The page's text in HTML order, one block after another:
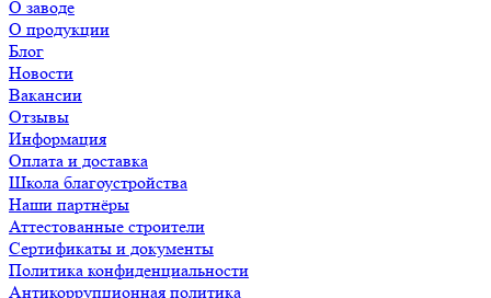
О заводе
О продукции
Блог
Новости
Вакансии
Отзывы
Информация
Оплата и доставка
Школа благоустройства
Наши партнёры
Аттестованные строители
Сертификаты и документы
Политика конфиденциальности
Антикоррупционная политика